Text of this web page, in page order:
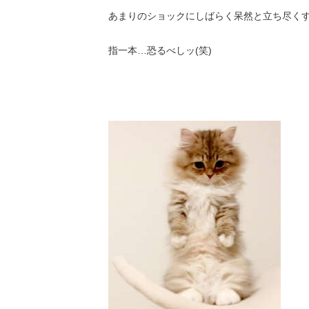
あまりのショックにしばらく呆然と立ち尽く
指一本…恐るべしッ(笑)